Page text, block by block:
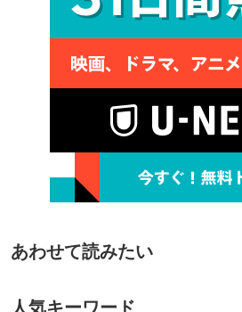
あわせて読みたい
人気キーワード